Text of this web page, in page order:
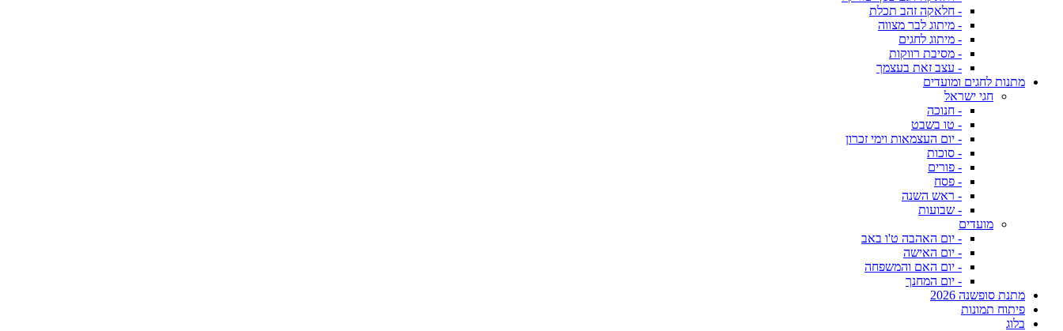
- חלאקה זהב תכלת
- מיתוג לבר מצווה
- מיתוג לחגים
- מסיבת רווקות
- עצב זאת בעצמך
מתנות לחגים ומועדים
חגי ישראל
- חנוכה
- טו בשבט
- יום העצמאות וימי זכרון
- סוכות
- פורים
- פסח
- ראש השנה
- שבועות
מועדים
- יום האהבה ט'ו באב
- יום האישה
- יום האם והמשפחה
- יום המחנך
מתנת סופשנה 2026
פיתוח תמונות
בלוג